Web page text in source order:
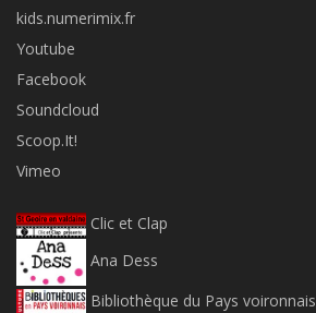
kids.numerimix.fr
Youtube
Facebook
Soundcloud
Scoop.It!
Vimeo
Clic et Clap
Ana Dess
Bibliothèque du Pays voironnais